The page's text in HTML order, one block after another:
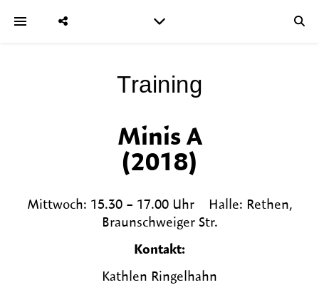
Training
Minis A
(2018)
Mittwoch: 15.30 – 17.00 Uhr Halle: Rethen,
Braunschweiger Str.
Kontakt:
Kathlen Ringelhahn